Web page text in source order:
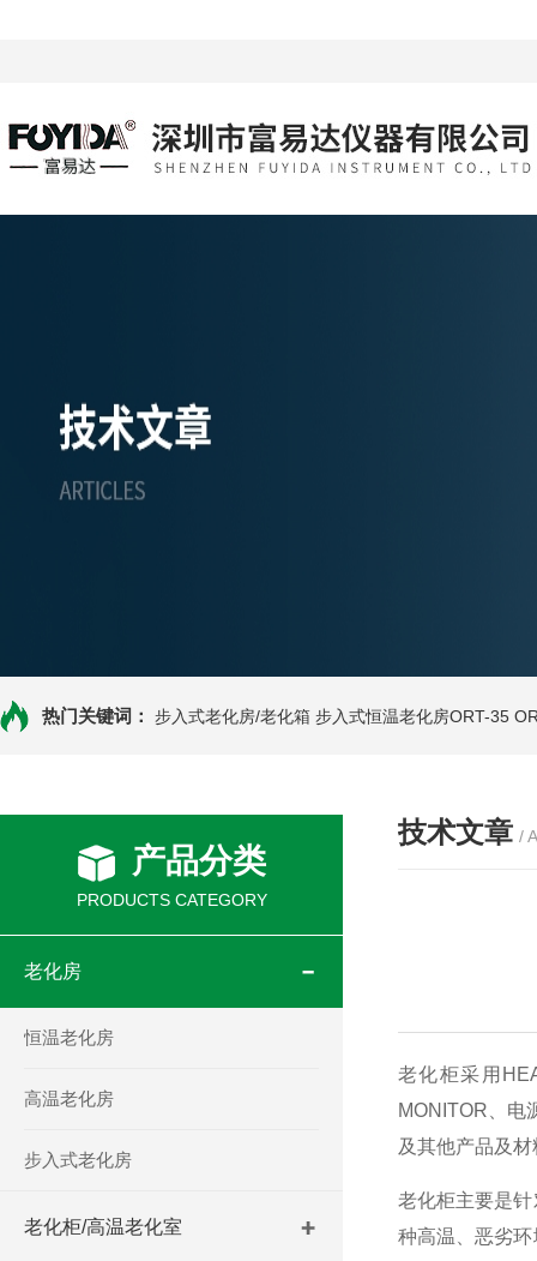
热门关键词： 步入式老化房/老化箱 步入式恒温老化房ORT-35
产品分类
PRODUCTS CATEGORY
老化房
恒温老化房
高温老化房
步入式老化房
老化柜/高温老化室
技术文章 /
老化柜采用
MONITOR、电
及其他产品及
老化柜主要是
种高温、恶劣